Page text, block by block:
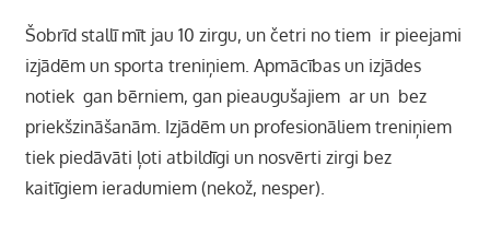
Šobrīd stallī mīt jau 10 zirgu, un četri no tiem ir pieejami
izjādēm un sporta treniņiem. Apmācības un izjādes
notiek gan bērniem, gan pieaugušajiem ar un bez
priekšzināšanām. Izjādēm un profesionāliem treniņiem
tiek piedāvāti ļoti atbildīgi un nosvērti zirgi bez
kaitīgiem ieradumiem (nekož, nesper).